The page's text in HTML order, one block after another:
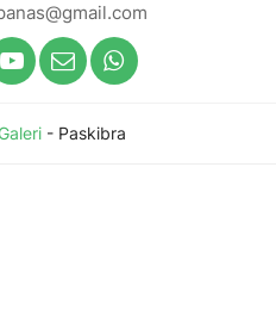
- Paskibra